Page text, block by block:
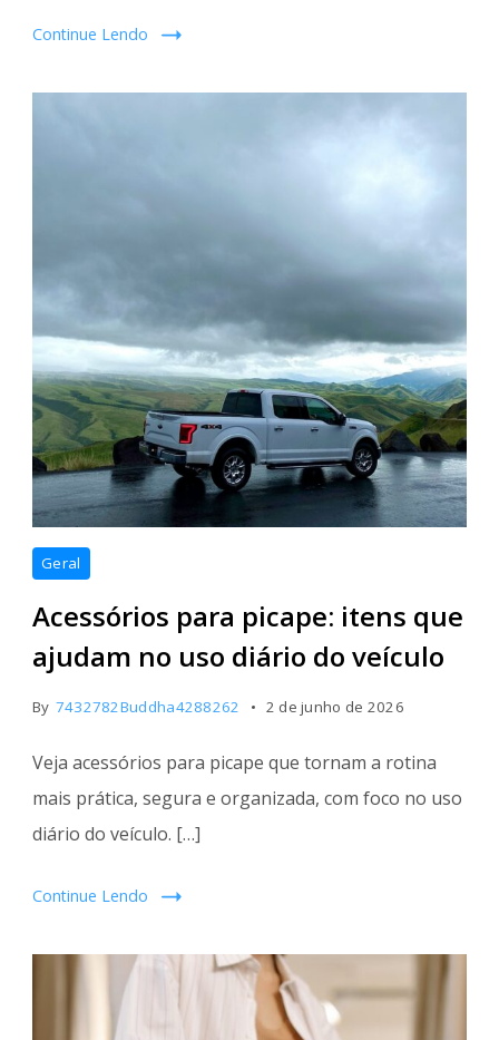
Continue Lendo
Geral
Acessórios para picape: itens que
ajudam no uso diário do veículo
By 7432782Buddha4288262 2 de junho de 2026
Veja acessórios para picape que tornam a rotina
mais prática, segura e organizada, com foco no uso
diário do veículo. […]
Continue Lendo